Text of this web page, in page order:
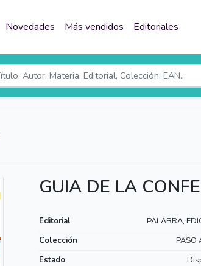
Novedades Más vendidos Editoriales
GUIA DE LA
Editorial PALABRA,
Colección
PASO
Estado